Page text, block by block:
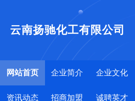
云南扬驰化工有限公司
网站首页 企业简介 企业文化
资讯动态 招商加盟 诚聘英才